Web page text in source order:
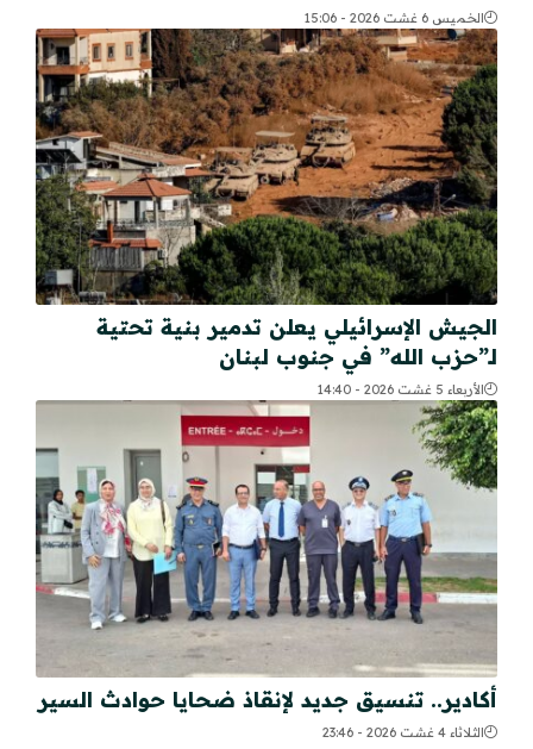
الخميس 6 غشت 2026 - 15:06
الجيش الإسرائيلي يعلن تدمير بنية تحتية
لـ”حزب الله” في جنوب لبنان
الأربعاء 5 غشت 2026 - 14:40
أكادير.. تنسيق جديد لإنقاذ ضحايا حوادث السير
الثلاثاء 4 غشت 2026 - 23:46